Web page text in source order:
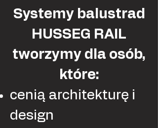
Systemy balustrad
HUSSEG RAIL
tworzymy dla osób,
które:
cenią architekturę i
design